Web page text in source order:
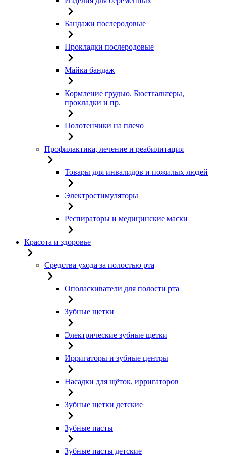
Бандажи послеродовые
Прокладки послеродовые
Майка бандаж
Кормление грудью. Бюстгальтеры,
прокладки и пр.
Полотенчики на плечо
Профилактика, лечение и реабилитация
Товары для инвалидов и пожилых людей
Электростимуляторы
Респираторы и медицинские маски
Красота и здоровье
Средства ухода за полостью рта
Ополаскиватели для полости рта
Зубные щетки
Электрические зубные щетки
Ирригаторы и зубные центры
Насадки для щёток, ирригаторов
Зубные щетки детские
Зубные пасты
Зубные пасты детские